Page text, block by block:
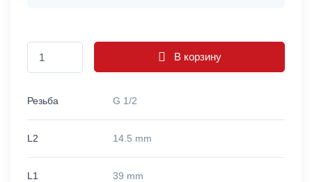
В корзину
Резьба G 1/2
L2 14.5 mm
L1 39 mm